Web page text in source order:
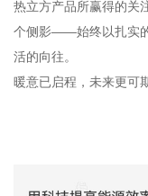
热立方产品所赢得的关
个侧影——始终以扎实
活的向往。
暖意已启程，未来更可